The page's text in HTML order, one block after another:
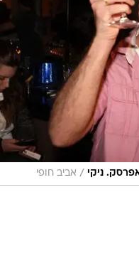
ניקי / אביב חופי